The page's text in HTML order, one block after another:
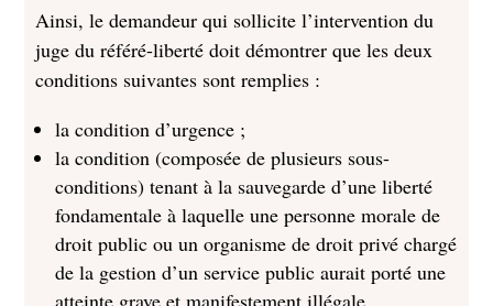
Ainsi, le demandeur qui sollicite l’intervention du
juge du référé-liberté doit démontrer que les deux
conditions suivantes sont remplies :
la condition d’urgence ;
la condition (composée de plusieurs sous-
conditions) tenant à la sauvegarde d’une liberté
fondamentale à laquelle une personne morale de
droit public ou un organisme de droit privé chargé
de la gestion d’un service public aurait porté une
atteinte grave et manifestement illégale